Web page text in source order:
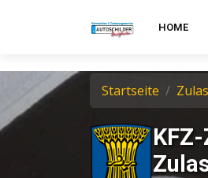
HOME
Startseite